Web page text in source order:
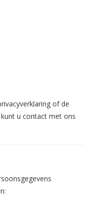
of de
u contact met ons